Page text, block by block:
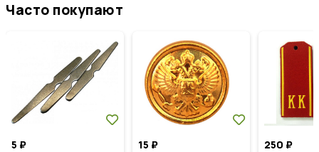
Часто покупают
5 ₽ 15 ₽ 250 ₽